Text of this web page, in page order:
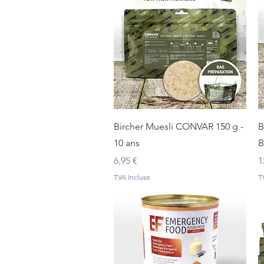
Aperçu rapide
Bircher Muesli CONVAR 150 g -
10 ans
Prix
6,95 €
TVA Incluse